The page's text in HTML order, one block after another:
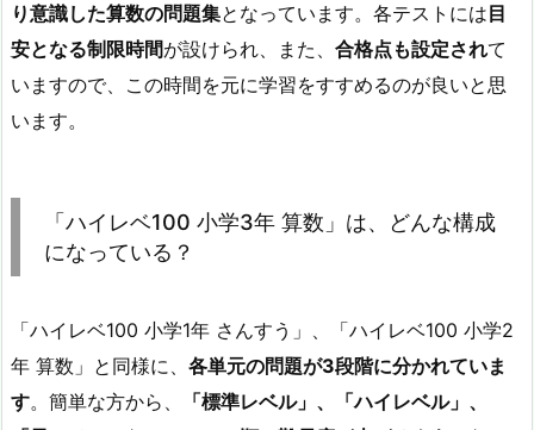
り意識した算数の問題集となっています。各テストには目
安となる制限時間が設けられ、また、 合格点も設定されて
いますので、この時間を元に学習をすすめるのが良いと思
います。
「ハイレベ100 小学3年 算数」は、どんな構成
になっている？
「ハイレベ100 小学1年 さんすう」、「ハイレベ100 小学2
年 算数」と同様に、 各単元の問題が3段階に分かれていま
す。簡単な方から、
「標準レベル」、「ハイレベル」、